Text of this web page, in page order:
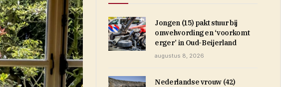
Jongen (15) pakt stuur bij
onwelwording en ‘voorkomt
erger’ in Oud-Beijerland
augustus 8, 2026
Nederlandse vrouw (42)